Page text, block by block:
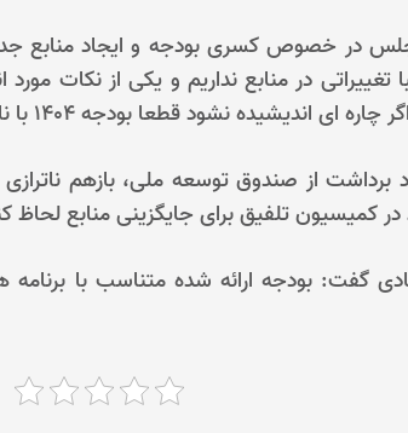
در خصوص کسری بودجه و ایجاد منابع
تغییراتی در منابع نداریم و یکی از نکات
نشود قطعا بودجه 1404 با ناترازی مواجه خواهد شد.
برداشت از صندوق توسعه ملی، بازهم
کمیسیون تلفیق برای جایگزینی منابع لحاظ
گفت: بودجه ارائه شده متناسب با برنامه